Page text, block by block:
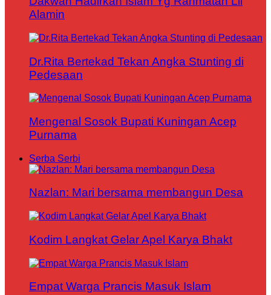
Alamin
Dr.Rita Bertekad Tekan Angka Stunting di
Pedesaan
Mengenal Sosok Bupati Kuningan Acep
Purnama
Serba Serbi
Nazlan: Mari bersama membangun Desa
Kodim Langkat Gelar Apel Karya Bhakt
Empat Warga Prancis Masuk Islam